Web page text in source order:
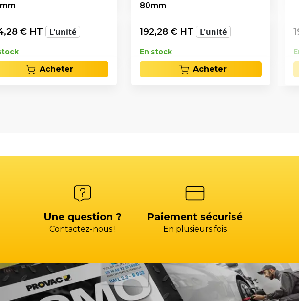
€ HT L'unité
Acheter
80mm
192,28 € HT L'unité
En stock
Acheter
Une question ?
Contactez-nous !
Paiement sécurisé
En plusieurs fois